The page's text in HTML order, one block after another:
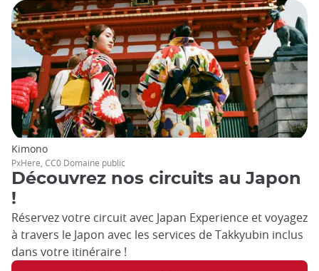
Découvrez nos circuits au Japon
!
Réservez votre circuit avec Japan Experience et voyagez
à travers le Japon avec les services de Takkyubin inclus
dans votre itinéraire !
Kimono
PxHere, CC0 Domaine public